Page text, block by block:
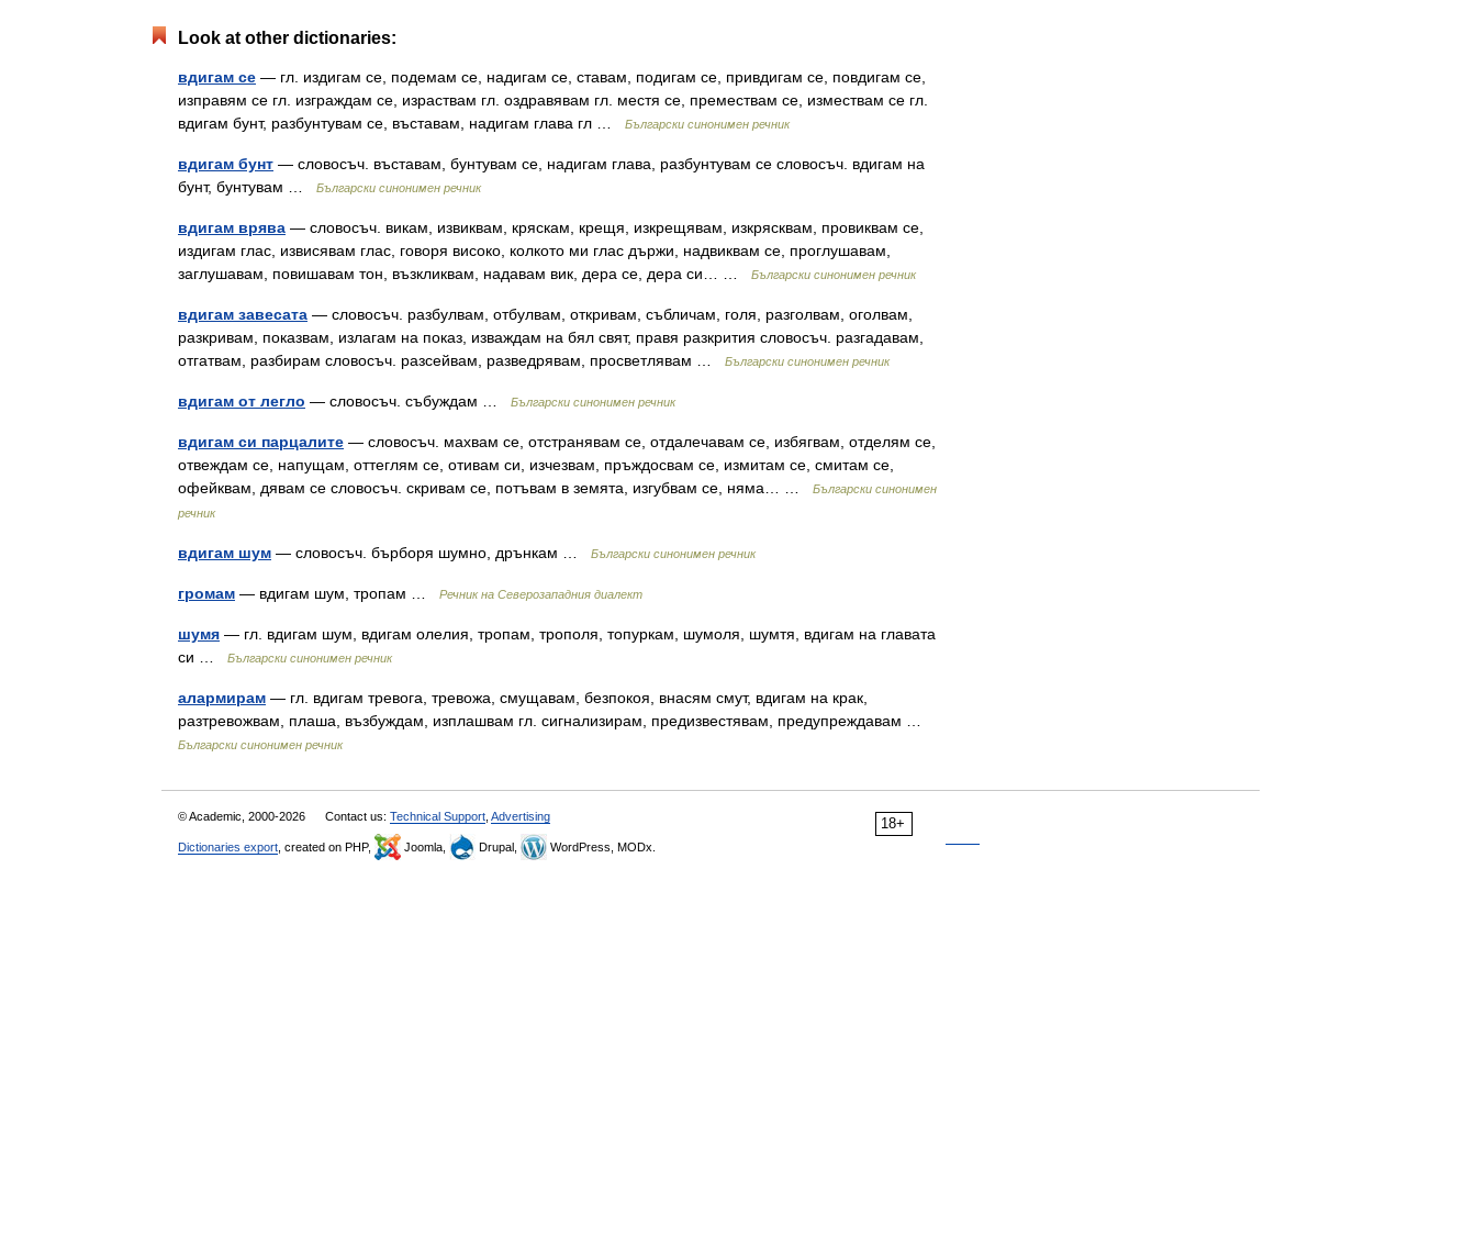
Look at other dictionaries:
вдигам се — гл. издигам се, подемам се, надигам се, ставам, подигам се, привдигам се, повдигам се,
изправям се гл. изграждам се, израствам гл. оздравявам гл. местя се, премествам се, измествам се гл.
вдигам бунт, разбунтувам се, въставам, надигам глава гл …
Български синонимен речник
вдигам бунт — словосъч. въставам, бунтувам се, надигам глава, разбунтувам се словосъч. вдигам на
бунт, бунтувам …
Български синонимен речник
вдигам врява — словосъч. викам, извиквам, кряскам, крещя, изкрещявам, изкрясквам, провиквам се,
издигам глас, извисявам глас, говоря високо, колкото ми глас държи, надвиквам се, проглушавам,
заглушавам, повишавам тон, възкликвам, надавам вик, дера се, дера си… …
Български синонимен речник
вдигам завесата — словосъч. разбулвам, отбулвам, откривам, събличам, голя, разголвам, оголвам,
разкривам, показвам, излагам на показ, изваждам на бял свят, правя разкрития словосъч. разгадавам,
отгатвам, разбирам словосъч. разсейвам, разведрявам, просветлявам …
Български синонимен речник
вдигам от легло — словосъч. събуждам … Български синонимен речник
вдигам си парцалите — словосъч. махвам се, отстранявам се, отдалечавам се, избягвам, отделям се,
отвеждам се, напущам, оттеглям се, отивам си, изчезвам, пръждосвам се, измитам се, смитам се,
офейквам, дявам се словосъч. скривам се, потъвам в земята, изгубвам се, няма… …
Български синонимен
речник
вдигам шум — словосъч. бърборя шумно, дрънкам … Български синонимен речник
громам — вдигам шум, тропам … Речник на Северозападния диалект
шумя — гл. вдигам шум, вдигам олелия, тропам, трополя, топуркам, шумоля, шумтя, вдигам на главата
си …
Български синонимен речник
алармирам — гл. вдигам тревога, тревожа, смущавам, безпокоя, внасям смут, вдигам на крак,
разтревожвам, плаша, възбуждам, изплашвам гл. сигнализирам, предизвестявам, предупреждавам …
Български синонимен речник
18+
© Academic, 2000-2026 Contact us: Technical Support Advertising
Dictionaries export , created on PHP, Joomla, Drupal, WordPress, MODx.